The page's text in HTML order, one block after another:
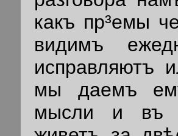
какъ пр³емы
видимъ
исправляютъ
мы даемъ
мысли и въ